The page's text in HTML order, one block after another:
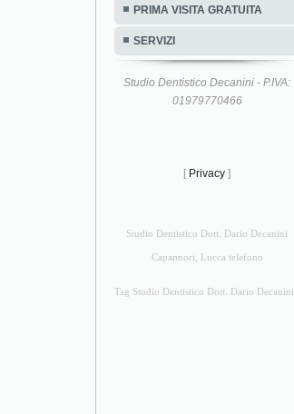
PRIMA VISITA GRATUITA
SERVIZI
Studio Dentistico Decanini - P.IVA:
01979770466
[ Privacy ]
Studio Dentistico Dott. Dario Decanini
Capannori, Lucca telefono
Tag Studio Dentistico Dott. Dario Decanini